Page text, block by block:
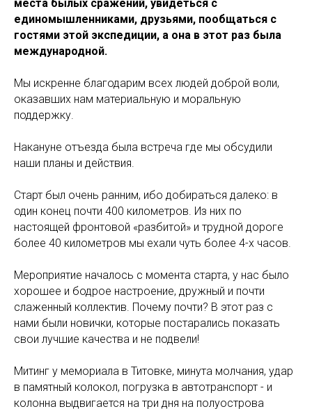
места былых сражений, увидеться с
единомышленниками, друзьями, пообщаться с
гостями этой экспедиции, а она в этот раз была
международной.
Мы искренне благодарим всех людей доброй воли,
оказавших нам материальную и моральную
поддержку.
Накануне отъезда была встреча где мы обсудили
наши планы и действия.
Старт был очень ранним, ибо добираться далеко: в
один конец почти 400 километров. Из них по
настоящей фронтовой «разбитой» и трудной дороге
более 40 километров мы ехали чуть более 4-х часов.
Мероприятие началось с момента старта, у нас было
хорошее и бодрое настроение, дружный и почти
слаженный коллектив. Почему почти? В этот раз с
нами были новички, которые постарались показать
свои лучшие качества и не подвели!
Митинг у мемориала в Титовке, минута молчания, удар
в памятный колокол, погрузка в автотранспорт - и
колонна выдвигается на три дня на полуострова